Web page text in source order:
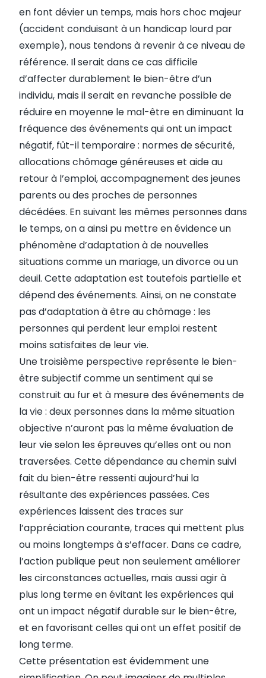
en font dévier un temps, mais hors choc majeur
(accident conduisant à un handicap lourd par
exemple), nous tendons à revenir à ce niveau de
référence. Il serait dans ce cas difficile
d’affecter durablement le bien-être d’un
individu, mais il serait en revanche possible de
réduire en moyenne le mal-être en diminuant la
fréquence des événements qui ont un impact
négatif, fût-il temporaire : normes de sécurité,
allocations chômage généreuses et aide au
retour à l’emploi, accompagnement des jeunes
parents ou des proches de personnes
décédées. En suivant les mêmes personnes dans
le temps, on a ainsi pu mettre en évidence un
phénomène d’adaptation à de nouvelles
situations comme un mariage, un divorce ou un
deuil. Cette adaptation est toutefois partielle et
dépend des événements. Ainsi, on ne constate
pas d’adaptation à être au chômage : les
personnes qui perdent leur emploi restent
moins satisfaites de leur vie.
Une troisième perspective représente le bien-
être subjectif comme un sentiment qui se
construit au fur et à mesure des événements de
la vie : deux personnes dans la même situation
objective n’auront pas la même évaluation de
leur vie selon les épreuves qu’elles ont ou non
traversées. Cette dépendance au chemin suivi
fait du bien-être ressenti aujourd’hui la
résultante des expériences passées. Ces
expériences laissent des traces sur
l’appréciation courante, traces qui mettent plus
ou moins longtemps à s’effacer. Dans ce cadre,
l’action publique peut non seulement améliorer
les circonstances actuelles, mais aussi agir à
plus long terme en évitant les expériences qui
ont un impact négatif durable sur le bien-être,
et en favorisant celles qui ont un effet positif de
long terme.
Cette présentation est évidemment une